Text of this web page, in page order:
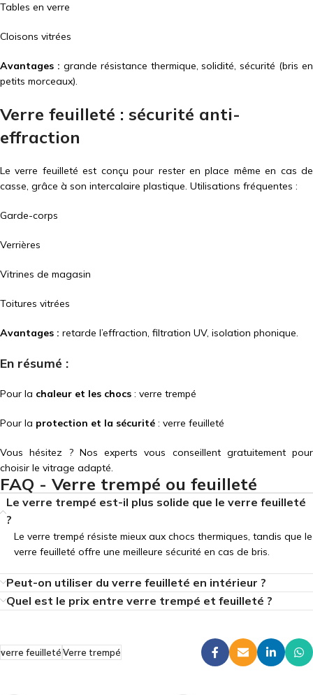
Tables en verre
Cloisons vitrées
Avantages : grande résistance thermique, solidité, sécurité (bris en
petits morceaux).
Verre feuilleté : sécurité anti-
effraction
Le verre feuilleté est conçu pour rester en place même en cas de
casse, grâce à son intercalaire plastique. Utilisations fréquentes :
Garde-corps
Verrières
Vitrines de magasin
Toitures vitrées
Avantages : retarde l’effraction, filtration UV, isolation phonique.
En résumé :
Pour la chaleur et les chocs : verre trempé
Pour la protection et la sécurité : verre feuilleté
Vous hésitez ? Nos experts vous conseillent gratuitement pour
choisir le vitrage adapté.
FAQ - Verre trempé ou feuilleté
Le verre trempé est-il plus solide que le verre feuilleté
?
Le verre trempé résiste mieux aux chocs thermiques, tandis que le
verre feuilleté offre une meilleure sécurité en cas de bris.
Peut-on utiliser du verre feuilleté en intérieur ?
Quel est le prix entre verre trempé et feuilleté ?
verre feuilletéVerre trempé